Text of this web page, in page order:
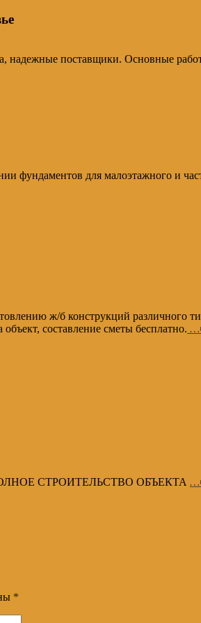
надежные поставщики. Основные
фундаментов для малоэтажного и
ж/б конструкций различного
составление сметы бесплатно.
ПОЛНОЕ СТРОИТЕЛЬСТВО ОБЪЕКТА
*